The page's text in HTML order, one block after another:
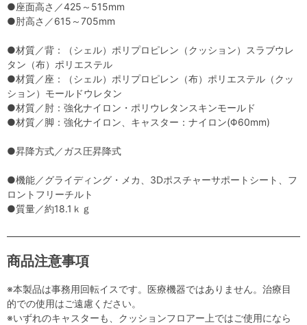
●座面高さ／425～515mm
●肘高さ／615～705mm
●材質／背：（シェル）ポリプロピレン（クッション）スラブウレ
タン（布）ポリエステル
●材質／座：（シェル）ポリプロピレン（布）ポリエステル（クッ
ション）モールドウレタン
●材質／肘：強化ナイロン・ポリウレタンスキンモールド
●材質／脚：強化ナイロン、キャスター：ナイロン(Φ60mm)
●昇降方式／ガス圧昇降式
●機能／グライディング・メカ、3Dポスチャーサポートシート、フ
ロントフリーチルト
●質量／約18.1ｋｇ
商品注意事項
※本製品は事務用回転イスです。医療機器ではありません。治療目
的での使用はご遠慮ください。
※いずれのキャスターも、クッションフロアー上ではご使用になら